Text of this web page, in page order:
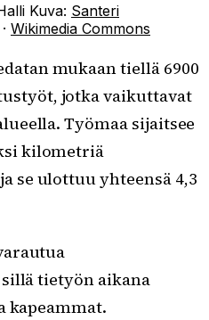
Kuva: Santeri
· Wikimedia Commons
mukaan tiellä 6900
jotka vaikuttavat
Työmaa sijaitsee
kilometriä
se ulottuu yhteensä 4,3
tietyön aikana
kapeammat.